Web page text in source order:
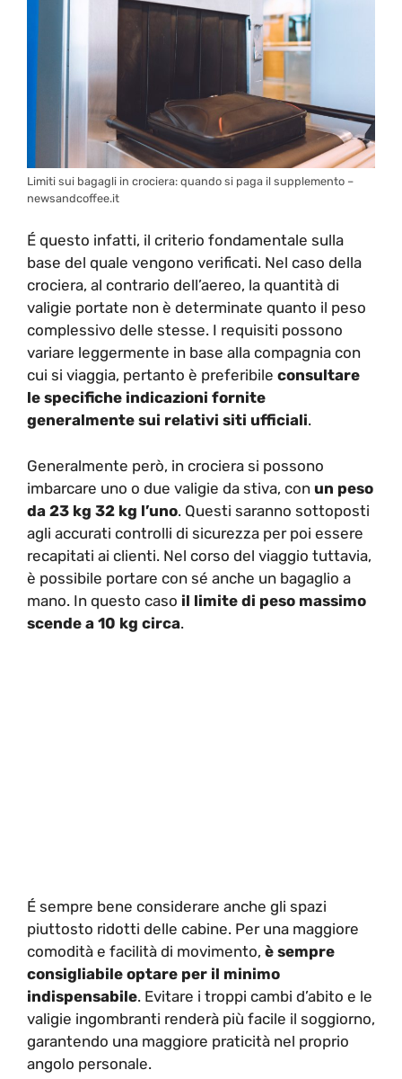
Limiti sui bagagli in crociera: quando si paga il supplemento –
newsandcoffee.it
É questo infatti, il criterio fondamentale sulla
base del quale vengono verificati. Nel caso della
crociera, al contrario dell’aereo, la quantità di
valigie portate non è determinate quanto il peso
complessivo delle stesse. I requisiti possono
variare leggermente in base alla compagnia con
cui si viaggia, pertanto è preferibile consultare
le specifiche indicazioni fornite
generalmente sui relativi siti ufficiali.
Generalmente però, in crociera si possono
imbarcare uno o due valigie da stiva, con un peso
da 23 kg 32 kg l’uno. Questi saranno sottoposti
agli accurati controlli di sicurezza per poi essere
recapitati ai clienti. Nel corso del viaggio tuttavia,
è possibile portare con sé anche un bagaglio a
mano. In questo caso il limite di peso massimo
scende a 10 kg circa.
É sempre bene considerare anche gli spazi
piuttosto ridotti delle cabine. Per una maggiore
comodità e facilità di movimento, è sempre
consigliabile optare per il minimo
indispensabile. Evitare i troppi cambi d’abito e le
valigie ingombranti renderà più facile il soggiorno,
garantendo una maggiore praticità nel proprio
angolo personale.